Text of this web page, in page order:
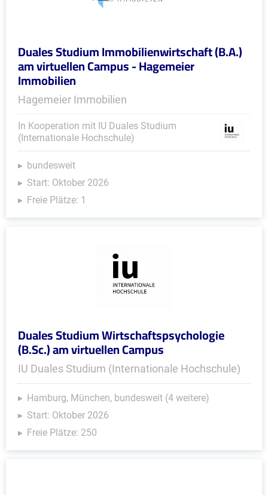
Duales Studium Immobilienwirtschaft (B.A.)
am virtuellen Campus - Hagemeier
Immobilien
Hagemeier Immobilien
In Kooperation mit IU Duales Studium
(Internationale Hochschule)
bundesweit
Start: Oktober 2026
Freie Plätze: 1
Duales Studium Wirtschaftspsychologie
(B.Sc.) am virtuellen Campus
IU Duales Studium (Internationale Hochschule)
Hamburg, München, bundesweit (4 weitere)
Start: Oktober 2026
Freie Plätze: 250